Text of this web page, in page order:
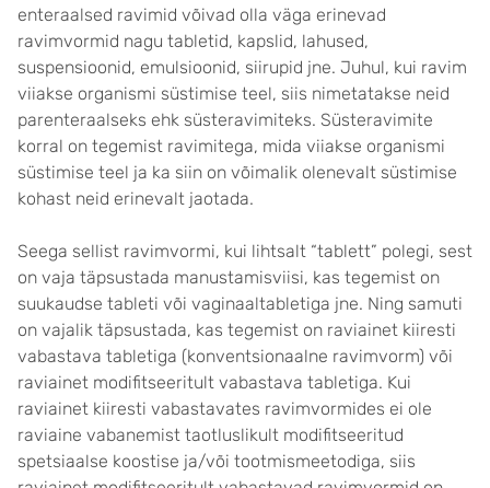
enteraalsed ravimid võivad olla väga erinevad
ravimvormid nagu tabletid, kapslid, lahused,
suspensioonid, emulsioonid, siirupid jne. Juhul, kui ravim
viiakse organismi süstimise teel, siis nimetatakse neid
parenteraalseks ehk süsteravimiteks. Süsteravimite
korral on tegemist ravimitega, mida viiakse organismi
süstimise teel ja ka siin on võimalik olenevalt süstimise
kohast neid erinevalt jaotada.
Seega sellist ravimvormi, kui lihtsalt “tablett” polegi, sest
on vaja täpsustada manustamisviisi, kas tegemist on
suukaudse tableti või vaginaaltabletiga jne. Ning samuti
on vajalik täpsustada, kas tegemist on raviainet kiiresti
vabastava tabletiga (konventsionaalne ravimvorm) või
raviainet modifitseeritult vabastava tabletiga. Kui
raviainet kiiresti vabastavates ravimvormides ei ole
raviaine vabanemist taotluslikult modifitseeritud
spetsiaalse koostise ja/või tootmismeetodiga, siis